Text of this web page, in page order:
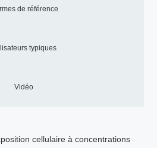
de référence
typiques
Vidéo
cellulaire à concentrations